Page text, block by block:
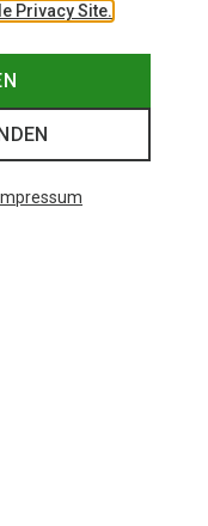
Privacy Site.
Impressum